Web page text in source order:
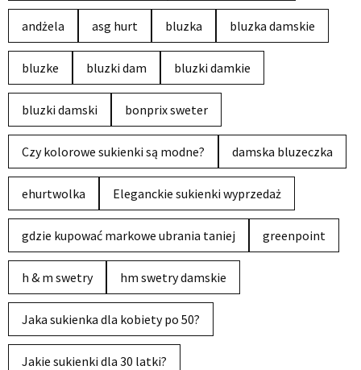
andżela asg hurt bluzka bluzka damskie
bluzke bluzki dam bluzki damkie
bluzki damski bonprix sweter
Czy kolorowe sukienki są modne? damska bluzeczka
ehurtwolka Eleganckie sukienki wyprzedaż
gdzie kupować markowe ubrania taniej greenpoint
h & m swetry hm swetry damskie
Jaka sukienka dla kobiety po 50?
Jakie sukienki dla 30 latki?